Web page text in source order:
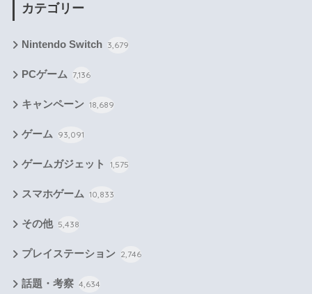
カテゴリー
Nintendo Switch 3,679
PCゲーム 7,136
キャンペーン 18,689
ゲーム 93,091
ゲームガジェット 1,575
スマホゲーム 10,833
その他 5,438
プレイステーション 2,746
話題・考察 4,634